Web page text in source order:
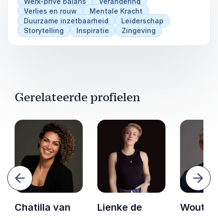
Verlies en rouw
Mentale Kracht
Duurzame inzetbaarheid
Leiderschap
Storytelling
Inspiratie Zingeving
Gerelateerde profielen
Chatilla van
Lienke de
Wouter